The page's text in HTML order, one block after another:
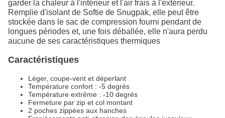
garder la chaleur à l'intérieur et l'air frais à l'extérieur.
Remplie d'isolant de Softie de Snugpak, elle peut être
stockée dans le sac de compression fourni pendant de
longues périodes et, une fois déballée, elle n'aura perdu
aucune de ses caractéristiques thermiques
Caractéristiques
Léger, coupe-vent et déperlant
Température confort : -5 degrés
Température extrême : -10 degrés
Fermeture par zip et col montant
2 poches zippées aux hanches